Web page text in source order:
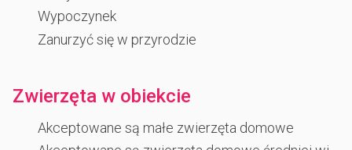
Wypoczynek
Zanurzyć się w przyrodzie
Zwierzęta w obiekcie
Akceptowane są małe zwierzęta domowe